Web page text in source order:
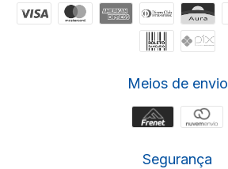
Meios de envio
Segurança